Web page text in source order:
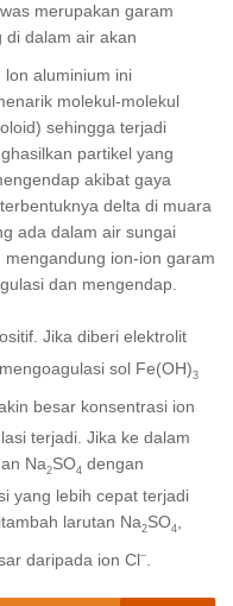
merupakan garam
di dalam air akan
. lon aluminium ini
molekul-molekul
sehingga terjadi
partikel yang
akibat gaya
delta di muara
ada dalam air sungai
ion-ion garam
dan mengendap.
Jika diberi elektrolit
sol Fe(OH)3
besar konsentrasi ion
terjadi. Jika ke dalam
Na2SO4 dengan
yang lebih cepat terjadi
larutan Na2SO4,
daripada ion Cl–